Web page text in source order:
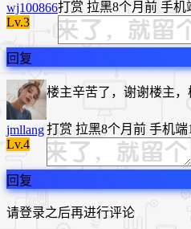
wj100866
Lv.3
打赏 拉黑8个月前 手机
回复
jmllang
Lv.4
楼主辛苦了，谢谢楼主，
打赏 拉黑8个月前 手机端
回复
请登录之后再进行评论